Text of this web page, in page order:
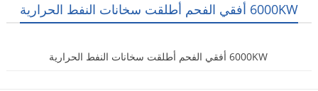
6000KW أفقي الفحم أطلقت سخانات النفط الحرارية
6000KW أفقي الفحم أطلقت سخانات النفط الحرارية